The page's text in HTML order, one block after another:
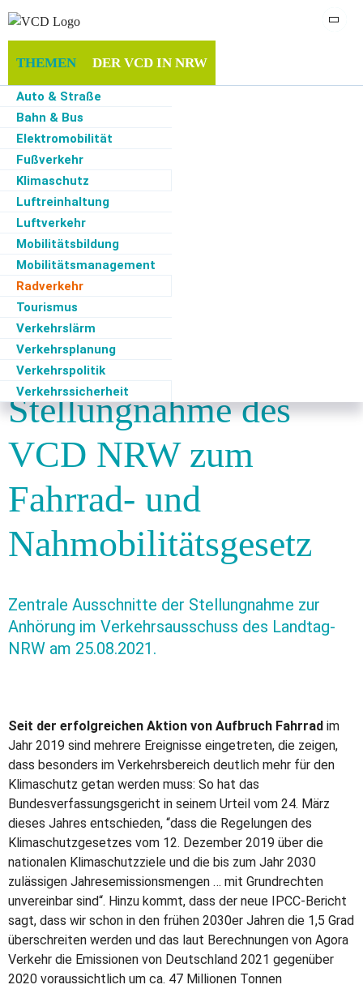
THEMEN
Auto & Straße
Bahn & Bus
Elektromobilität
Fußverkehr
Klimaschutz
Luftreinhaltung
Luftverkehr
Mobilitätsbildung
Mobilitätsmanagement
Radverkehr
Tourismus
Verkehrslärm
Verkehrsplanung
Verkehrspolitik
Verkehrssicherheit
DER VCD IN NRW
SERVICE
Start·Themen·Radverkehr
Fahrrad- und Nahmobilitätsgesetz
Radverkehr
Landesverband NRW
Ergänzende
Stellungnahme des
VCD NRW zum
Fahrrad- und
Nahmobilitätsgesetz
Zentrale Ausschnitte der Stellungnahme zur
Anhörung im Verkehrsausschuss des Landtag-
NRW am 25.08.2021.
Seit der erfolgreichen Aktion von Aufbruch Fahrrad im
Jahr 2019 sind mehrere Ereignisse eingetreten, die zeigen,
dass besonders im Verkehrsbereich deutlich mehr für den
Klimaschutz getan werden muss: So hat das
Bundesverfassungsgericht in seinem Urteil vom 24. März
dieses Jahres entschieden, “dass die Regelungen des
Klimaschutzgesetzes vom 12. Dezember 2019 über die
nationalen Klimaschutzziele und die bis zum Jahr 2030
zulässigen Jahresemissionsmengen … mit Grundrechten
unvereinbar sind“. Hinzu kommt, dass der neue IPCC-Bericht
sagt, dass wir schon in den frühen 2030er Jahren die 1,5 Grad
überschreiten werden und das laut Berechnungen von Agora
Verkehr die Emissionen von Deutschland 2021 gegenüber
2020 voraussichtlich um ca. 47 Millionen Tonnen